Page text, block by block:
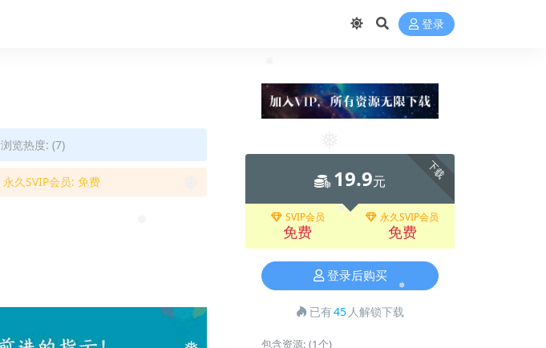
❅
❅
❅
❅
登录
浏览热度: (7)
永久SVIP会员: 免费
下载
19.9元
SVIP会员
免费
永久SVIP会员
免费
登录后购买
已有45 人解锁下载
包含资源: (1个)